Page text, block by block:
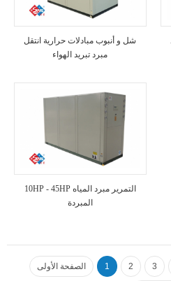
شل و أنبوب مبادلات حرارية انتقل
مبرد تبريد الهواء
10HP - 45HP التمرير مبرد المياه
المبردة
الصفحة الأولى 1 2 3